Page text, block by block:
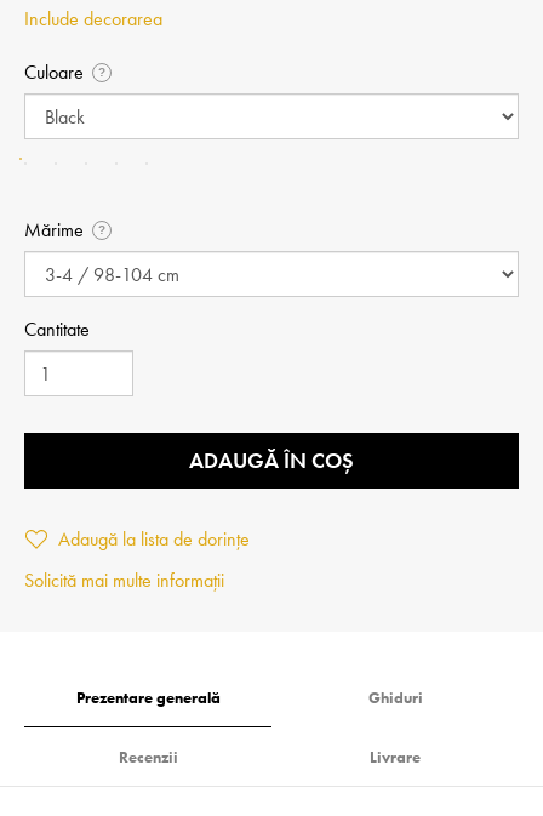
Include decorarea
Culoare ?
Mărime ?
Cantitate
ADAUGĂ ÎN COȘ
Adaugă la lista de dorințe
Solicită mai multe informații
Prezentare generală Ghiduri
Recenzii Livrare